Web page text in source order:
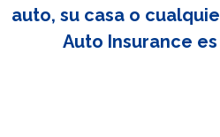
auto, su casa o
Auto Insurance